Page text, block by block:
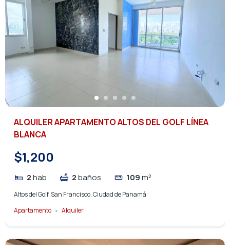
ALQUILER APARTAMENTO ALTOS DEL GOLF LÍNEA
BLANCA
$1,200
2hab 2baños 109m²
Altos del Golf, San Francisco, Ciudad de Panamá
Apartamento
Alquiler